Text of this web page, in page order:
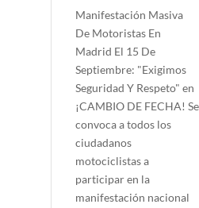
Manifestación Masiva
De Motoristas En
Madrid El 15 De
Septiembre: "Exigimos
Seguridad Y Respeto" en
¡CAMBIO DE FECHA! Se
convoca a todos los
ciudadanos
motociclistas a
participar en la
manifestación nacional